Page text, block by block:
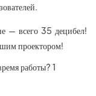
— всего 35 децибел!
проектором!